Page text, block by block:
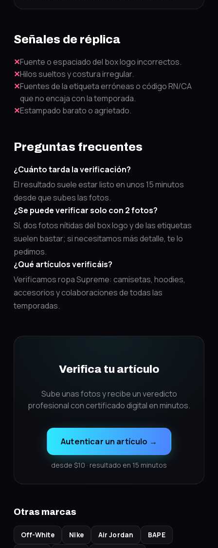
Señales de réplica
✕Fuente o espaciado del box logo incorrectos.
✕Hilos sueltos y costura irregular.
✕Fuentes de la etiqueta erróneas o código RN/CA
que no encaja con la temporada.
✕Estampado barato o agrietado.
Preguntas frecuentes
¿Cuánto tarda la verificación?
El resultado suele estar listo en unos 15 minutos
desde que subes las fotos.
¿Se puede verificar solo con 2 fotos?
Sí, dos fotos nítidas del box logo y de las etiquetas
suelen bastar; si necesitamos más detalle, te lo
pedimos.
¿Qué artículos verificáis?
Verificamos ropa Supreme: camisetas, hoodies,
accesorios y colaboraciones de todas las
temporadas.
Verifica tu artículo
Sube unas fotos y recibe un veredicto
profesional con certificado digital en minutos.
Autenticar un artículo →
desde $10 · resultado en 15 minutos
Otras marcas
Off-White Nike Air Jordan BAPE